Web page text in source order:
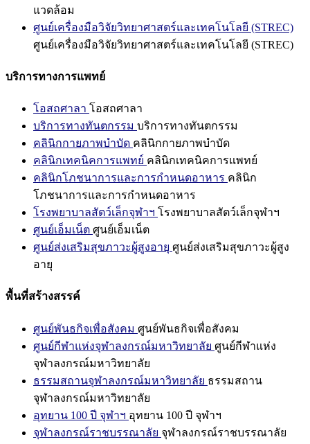
แวดล้อม
ศูนย์เครื่องมือวิจัยวิทยาศาสตร์และเทคโนโลยี (STREC)
ศูนย์เครื่องมือวิจัยวิทยาศาสตร์และเทคโนโลยี (STREC)
บริการทางการแพทย์
โอสถศาลา โอสถศาลา
บริการทางทันตกรรม บริการทางทันตกรรม
คลินิกกายภาพบำบัด คลินิกกายภาพบำบัด
คลินิกเทคนิคการแพทย์ คลินิกเทคนิคการแพทย์
คลินิกโภชนาการและการกำหนดอาหาร คลินิก
โภชนาการและการกำหนดอาหาร
โรงพยาบาลสัตว์เล็กจุฬาฯ โรงพยาบาลสัตว์เล็กจุฬาฯ
ศูนย์เอ็มเน็ต ศูนย์เอ็มเน็ต
ศูนย์ส่งเสริมสุขภาวะผู้สูงอายุ ศูนย์ส่งเสริมสุขภาวะผู้สูง
อายุ
พื้นที่สร้างสรรค์
ศูนย์พันธกิจเพื่อสังคม ศูนย์พันธกิจเพื่อสังคม
ศูนย์กีฬาแห่งจุฬาลงกรณ์มหาวิทยาลัย ศูนย์กีฬาแห่ง
จุฬาลงกรณ์มหาวิทยาลัย
ธรรมสถานจุฬาลงกรณ์มหาวิทยาลัย ธรรมสถาน
จุฬาลงกรณ์มหาวิทยาลัย
อุทยาน 100 ปี จุฬาฯ อุทยาน 100 ปี จุฬาฯ
จุฬาลงกรณ์ราชบรรณาลัย จุฬาลงกรณ์ราชบรรณาลัย